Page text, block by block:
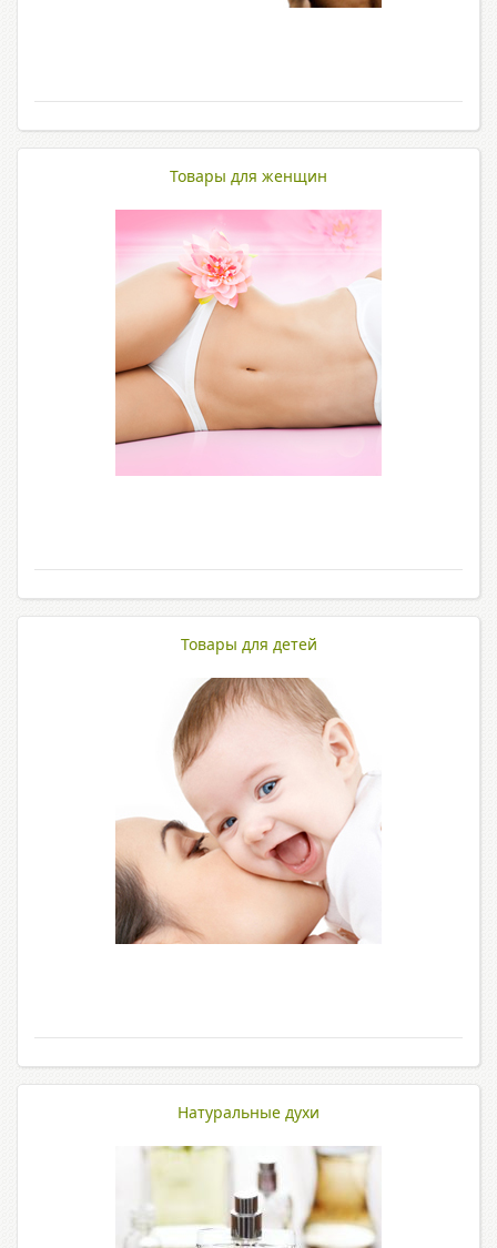
Товары для женщин
Товары для детей
Натуральные духи